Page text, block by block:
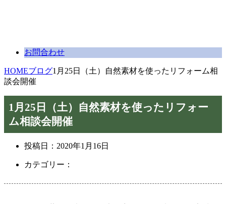
お問合わせ
HOMEブログ1月25日（土）自然素材を使ったリフォーム相
談会開催
1月25日（土）自然素材を使ったリフォー
ム相談会開催
投稿日： 2020年1月16日
カテゴリー：